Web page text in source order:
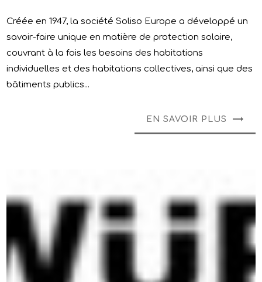
Créée en 1947, la société Soliso Europe a développé un
savoir-faire unique en matière de protection solaire,
couvrant à la fois les besoins des habitations
individuelles et des habitations collectives, ainsi que des
bâtiments publics...
EN SAVOIR PLUS